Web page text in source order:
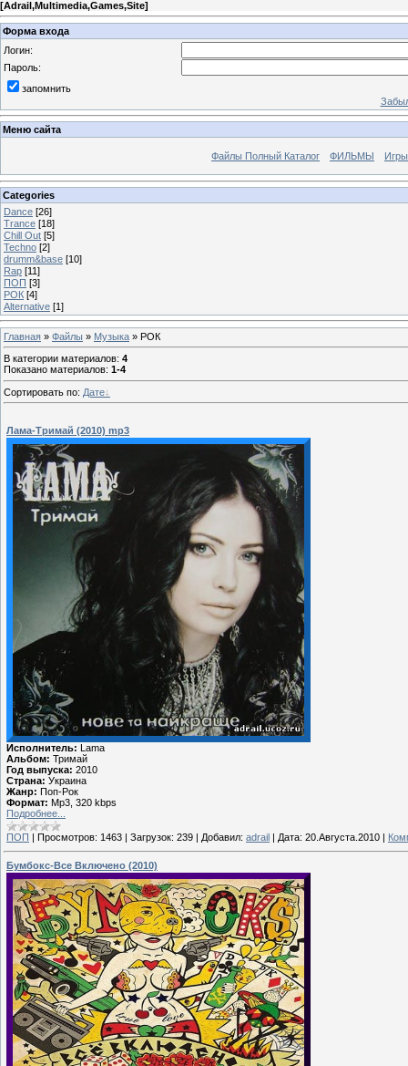
[Adrail,Multimedia,Games,Site]
Форма входа
Логин:
Пароль:
запомнить
Меню сайта
Файлы Полный Каталог ФИЛЬМЫ
Categories
Dance [26]
Trance [18]
Chill Out [5]
Techno [2]
drumm&base [10]
Rap [11]
ПОП [3]
РОК [4]
Alternative [1]
Главная » Файлы » Музыка » РОК
В категории материалов: 4
Показано материалов: 1-4
Сортировать по: Дате
Лама-Тримай (2010) mp3
Исполнитель: Lama
Альбом: Тримай
Год выпуска: 2010
Страна: Украина
Жанр: Поп-Рок
Формат: Mp3, 320 kbps
Подробнее...
ПОП Просмотров: 1463 Загрузок: 239 Добавил: adrail Дата: 20.Августа.2010
Бумбокс-Все Включено (2010)